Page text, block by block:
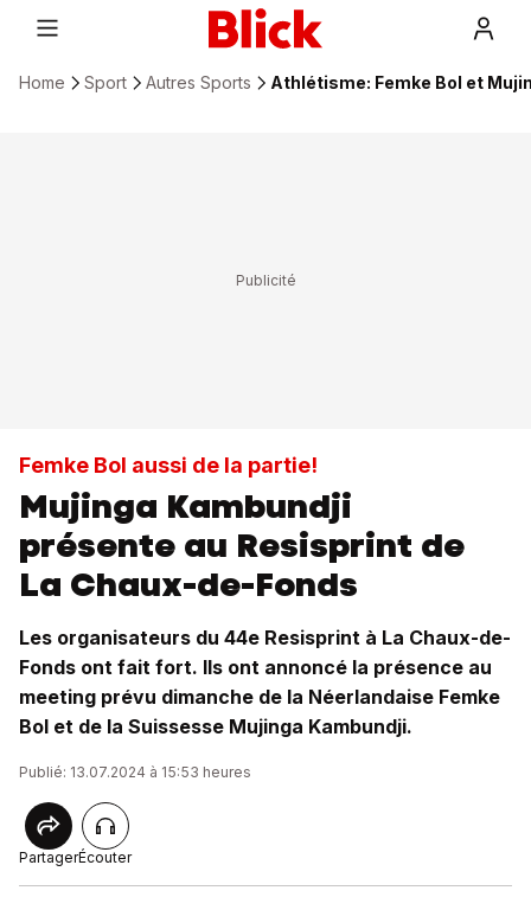
Home Sport Autres Sports Athlétisme: Femke Bol et
Femke Bol aussi de la partie!
Mujinga Kambundji
présente au Resisprint de
La Chaux-de-Fonds
Les organisateurs du 44e Resisprint à La Chaux-de-
Fonds ont fait fort. Ils ont annoncé la présence au
meeting prévu dimanche de la Néerlandaise Femke
Bol et de la Suissesse Mujinga Kambundji.
Publié: 13.07.2024 à 15:53 heures
PartagerÉcouter